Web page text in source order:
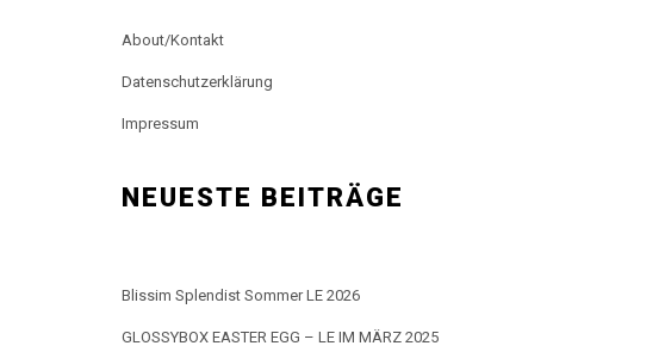
About/Kontakt
Datenschutzerklärung
Impressum
NEUESTE BEITRÄGE
Blissim Splendist Sommer LE 2026
GLOSSYBOX EASTER EGG – LE IM MÄRZ 2025